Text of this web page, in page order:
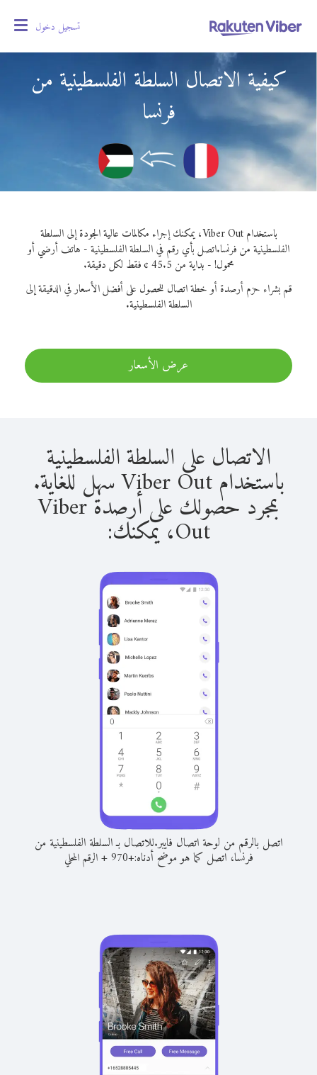
تسجيل دخول
كيفية الاتصال السلطة الفلسطينية من
فرنسا
باستخدام Viber Out، يمكنك إجراء مكالمات عالية الجودة إلى السلطة
الفلسطينية من فرنسا.اتصل بأي رقم في السلطة الفلسطينية - هاتف أرضي أو
محمول! - بداية من 45.5 ¢ فقط لكل دقيقة.
قم بشراء حزم أرصدة أو خطة اتصال للحصول على أفضل الأسعار في الدقيقة إلى
السلطة الفلسطينية.
عرض الأسعار
الاتصال على السلطة الفلسطينية
باستخدام Viber Out سهل للغاية.
بمجرد حصولك على أرصدة Viber
Out، يمكنك:
اتصل بالرقم من لوحة اتصال فايبر.للاتصال بـ السلطة الفلسطينية من
فرنسا، اتصل كما هو موضح أدناه:+
970
+الرقم المحلي